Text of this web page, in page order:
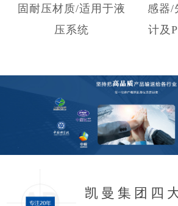
固耐压材质/适用于液
压系统
感器/
计及
凯曼集团四